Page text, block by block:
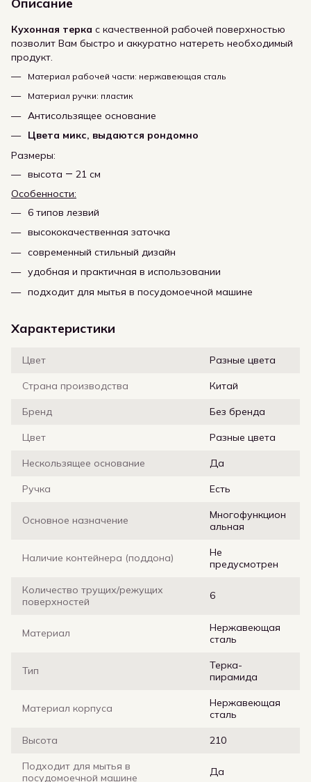
Кухонная терка с качественной рабочей поверхностью
позволит Вам быстро и аккуратно натереть необходимый
продукт.
Материал рабочей части: нержавеющая сталь
Материал ручки: пластик
Антисользящее основание
Цвета микс, выдаются рондомно
Размеры:
высота ― 21 см
Особенности:
6 типов лезвий
высококачественная заточка
современный стильный дизайн
удобная и практичная в использовании
подходит для мытья в посудомоечной машине
Характеристики
Цвет Разные цвета
Страна производства Китай
Бренд Без бренда
Цвет Разные цвета
Нескользящее основание Да
Ручка Есть
Основное назначение
Многофункцион
альная
Наличие контейнера (поддона)
Не
предусмотрен
Количество трущих/режущих
поверхностей
6
Материал
Нержавеющая
сталь
Тип
Терка-
пирамида
Материал корпуса
Нержавеющая
сталь
Высота 210
Подходит для мытья в
посудомоечной машине
Да